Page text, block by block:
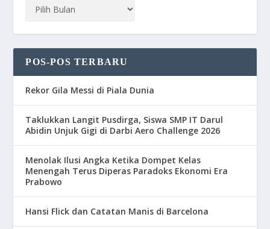
POS-POS TERBARU
Rekor Gila Messi di Piala Dunia
Taklukkan Langit Pusdirga, Siswa SMP IT Darul
Abidin Unjuk Gigi di Darbi Aero Challenge 2026
Menolak Ilusi Angka Ketika Dompet Kelas
Menengah Terus Diperas Paradoks Ekonomi Era
Prabowo
Hansi Flick dan Catatan Manis di Barcelona